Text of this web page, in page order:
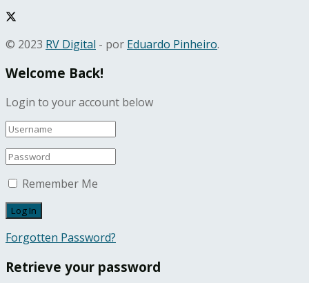
© 2023 RV Digital - por Eduardo Pinheiro.
Welcome Back!
Login to your account below
Remember Me
Forgotten Password?
Retrieve your password